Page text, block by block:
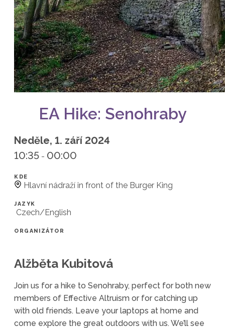
EA Hike: Senohraby
Neděle, 1. září 2024
10:35 - 00:00
KDE
Hlavní nádraží in front of the Burger King
JAZYK
Czech/English
ORGANIZÁTOR
Alžběta Kubitová
Join us for a hike to Senohraby, perfect for both new
members of Effective Altruism or for catching up
with old friends. Leave your laptops at home and
come explore the great outdoors with us. We’ll see